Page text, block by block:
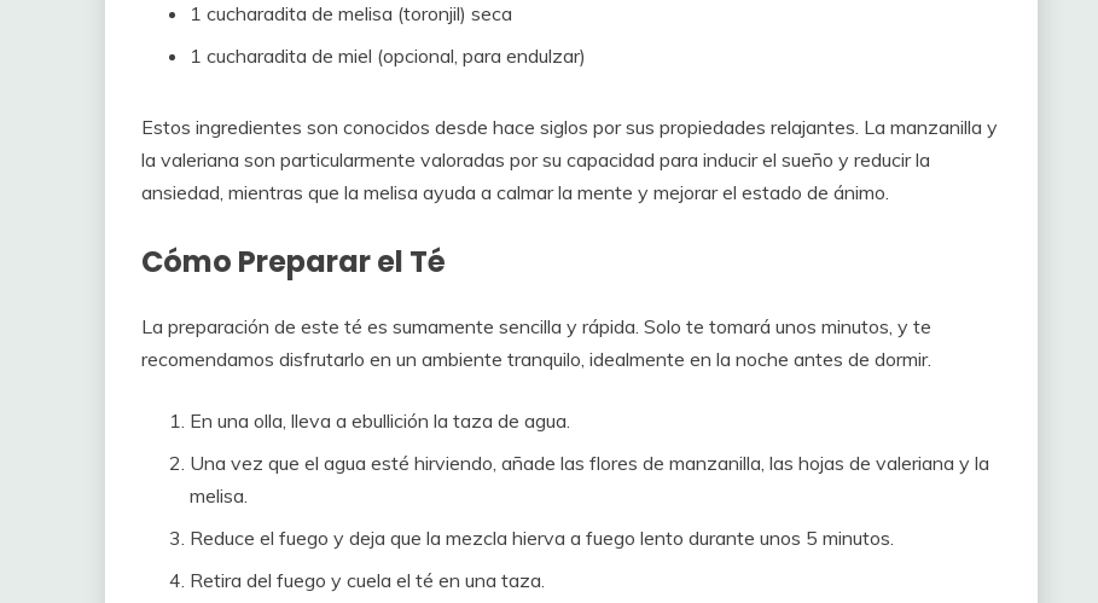
1 cucharadita de melisa (toronjil) seca
1 cucharadita de miel (opcional, para endulzar)
Estos ingredientes son conocidos desde hace siglos por sus propiedades relajantes. La manzanilla y
la valeriana son particularmente valoradas por su capacidad para inducir el sueño y reducir la
ansiedad, mientras que la melisa ayuda a calmar la mente y mejorar el estado de ánimo.
Cómo Preparar el Té
La preparación de este té es sumamente sencilla y rápida. Solo te tomará unos minutos, y te
recomendamos disfrutarlo en un ambiente tranquilo, idealmente en la noche antes de dormir.
En una olla, lleva a ebullición la taza de agua.
Una vez que el agua esté hirviendo, añade las flores de manzanilla, las hojas de valeriana y la
melisa.
Reduce el fuego y deja que la mezcla hierva a fuego lento durante unos 5 minutos.
Retira del fuego y cuela el té en una taza.